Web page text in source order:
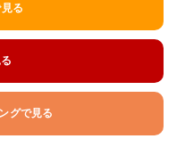
る
グで見る